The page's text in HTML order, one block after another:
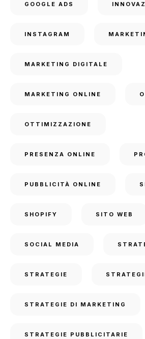
GOOGLE ADS
INSTAGRAM
MARKETING DIGITALE
MARKETING ONLINE
OTTIMIZZAZIONE
PRESENZA ONLINE
PUBBLICITÀ ONLINE
SHOPIFY SITO WEB
SOCIAL MEDIA
STRATEGIE
STRATEGIE DI MARKETING
STRATEGIE PUBBLICITARIE